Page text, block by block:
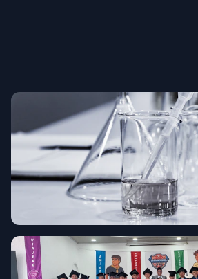
INNOVACIÓN
Club de Robótica
Ciencias Aplicadas